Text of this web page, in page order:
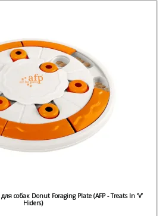
собак Donut Foraging Plate (AFP - Treats In ‘V’
Hiders)